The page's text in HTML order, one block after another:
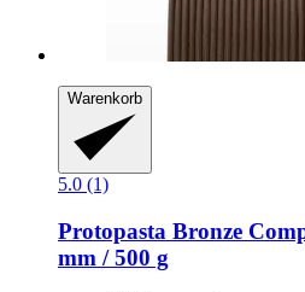
Warenkorb
5.0 (1)
Protopasta Bronze
mm / 500 g